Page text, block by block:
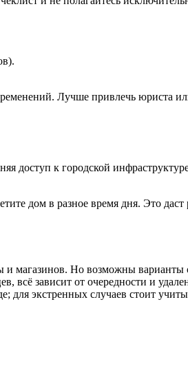
Лучше привлечь юриста
доступ к городской
дом в разное время дня. Это
и магазинов. Но возможны
всё зависит от очередности и
экстренных случаев стоит